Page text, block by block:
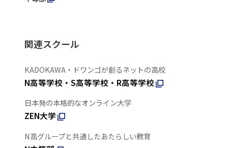
関連スクール
KADOKAWA・ドワンゴが創るネットの高校
N高等学校・S高等学校・R高等学校
日本発の本格的なオンライン大学
ZEN大学
N高グループと共通したあたらしい教育